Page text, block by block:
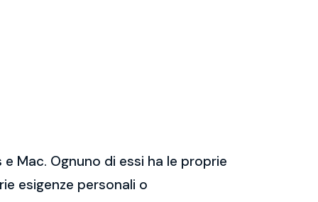
Mac. Ognuno di essi ha le proprie
esigenze personali o